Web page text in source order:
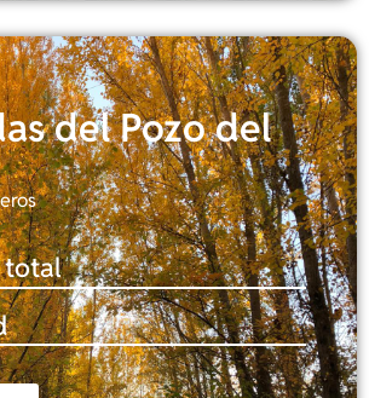
del Pozo del
total